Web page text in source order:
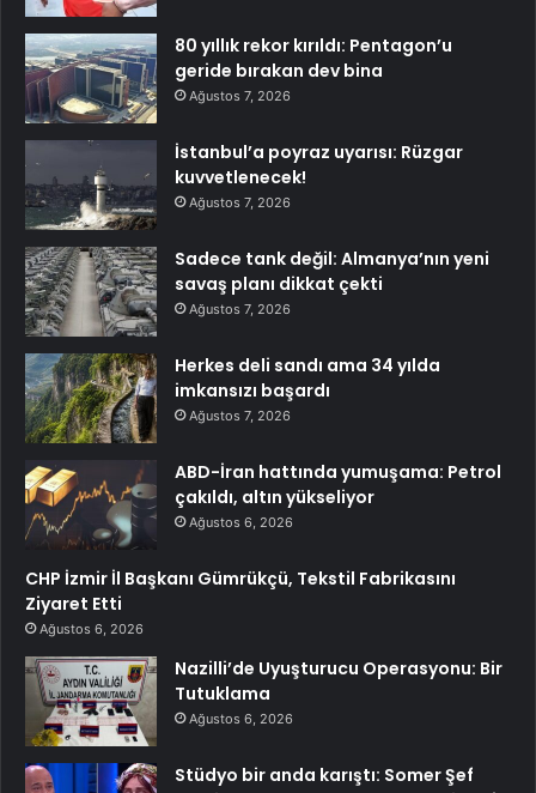
80 yıllık rekor kırıldı: Pentagon’u
geride bırakan dev bina
Ağustos 7, 2026
İstanbul’a poyraz uyarısı: Rüzgar
kuvvetlenecek!
Ağustos 7, 2026
Sadece tank değil: Almanya’nın yeni
savaş planı dikkat çekti
Ağustos 7, 2026
Herkes deli sandı ama 34 yılda
imkansızı başardı
Ağustos 7, 2026
ABD-İran hattında yumuşama: Petrol
çakıldı, altın yükseliyor
Ağustos 6, 2026
CHP İzmir İl Başkanı Gümrükçü, Tekstil Fabrikasını
Ziyaret Etti
Ağustos 6, 2026
Nazilli’de Uyuşturucu Operasyonu: Bir
Tutuklama
Ağustos 6, 2026
Stüdyo bir anda karıştı: Somer Şef